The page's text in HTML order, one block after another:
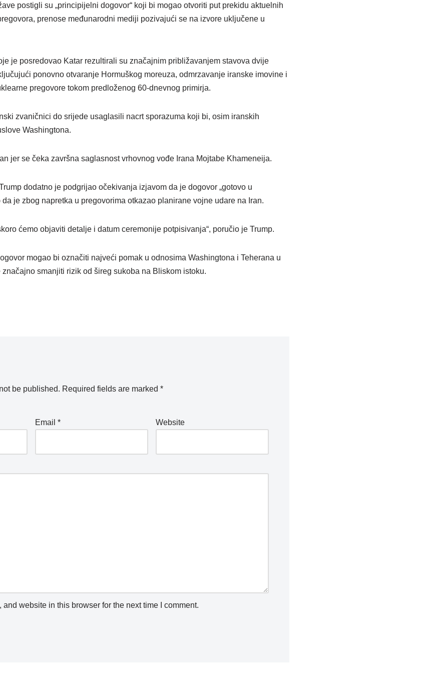
postigli su „principijelni dogovor“ koji bi mogao otvoriti put prekidu aktuelnih
prenose međunarodni mediji pozivajući se na izvore uključene u
je posredovao Katar rezultirali su značajnim približavanjem stavova dvije
ponovno otvaranje Hormuškog moreuza, odmrzavanje iranske imovine i
pregovore tokom predloženog 60-dnevnog primirja.
zvaničnici do srijede usaglasili nacrt sporazuma koji bi, osim iranskih
Washingtona.
jer se čeka završna saglasnost vrhovnog vođe Irana Mojtabe Khameneija.
dodatno je podgrijao očekivanja izjavom da je dogovor „gotovo u
da je zbog napretka u pregovorima otkazao planirane vojne udare na Iran.
ćemo objaviti detalje i datum ceremonije potpisivanja“, poručio je Trump.
mogao bi označiti najveći pomak u odnosima Washingtona i Teherana u
smanjiti rizik od šireg sukoba na Bliskom istoku.
be published. Required fields are marked *
Email * Website
and website in this browser for the next time I comment.